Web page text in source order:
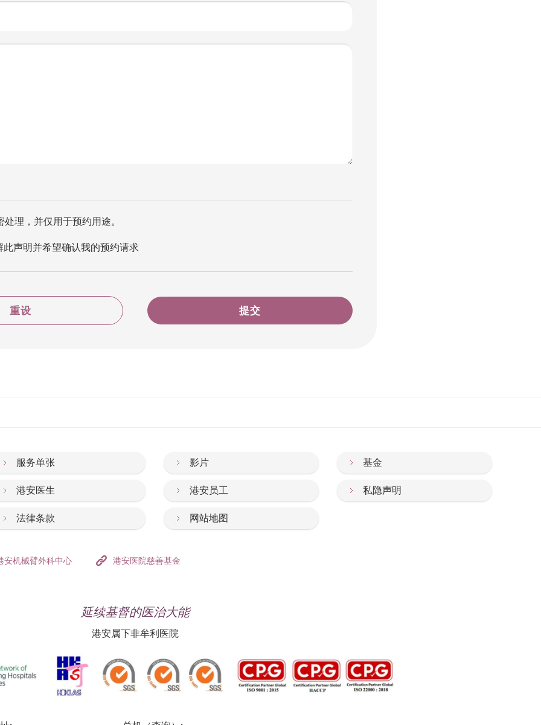
处理，并仅用于预约用途。
此声明并希望确认我的预约请求
提交
重设
服务单张 影片 基金
港安医生 港安员工 私隐声明
法律条款 网站地图
安机械臂外科中心 港安医院慈善基金
延续基督的医治大能
港安属下非牟利医院